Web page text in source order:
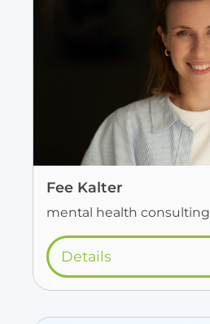
Fee Kalter
mental health consulting
Details